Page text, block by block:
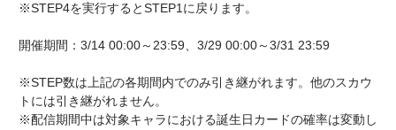
※STEP4を実行するとSTEP1に戻ります。
開催期間：3/14 00:00～23:59、3/29 00:00～3/31 23:59
※STEP数は上記の各期間内でのみ引き継がれます。他のスカウ
トには引き継がれません。
※配信期間中は対象キャラにおける誕生日カードの確率は変動し